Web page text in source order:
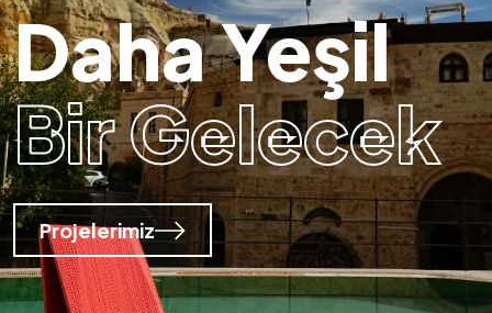
Mobilyalar